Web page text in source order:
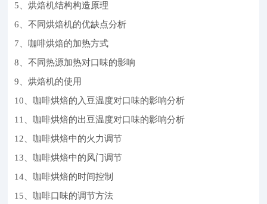
5、烘焙机结构构造原理
6、不同烘焙机的优缺点分析
7、咖啡烘焙的加热方式
8、不同热源加热对口味的影响
9、烘焙机的使用
10、咖啡烘焙的入豆温度对口味的影响分析
11、咖啡烘焙的出豆温度对口味的影响分析
12、咖啡烘焙中的火力调节
13、咖啡烘焙中的风门调节
14、咖啡烘焙的时间控制
15、咖啡口味的调节方法